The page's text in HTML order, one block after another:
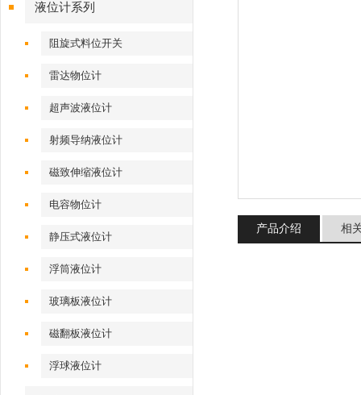
液位计系列
阻旋式料位开关
雷达物位计
超声波液位计
射频导纳液位计
磁致伸缩液位计
电容物位计
静压式液位计
浮筒液位计
玻璃板液位计
磁翻板液位计
浮球液位计
产品介绍 相